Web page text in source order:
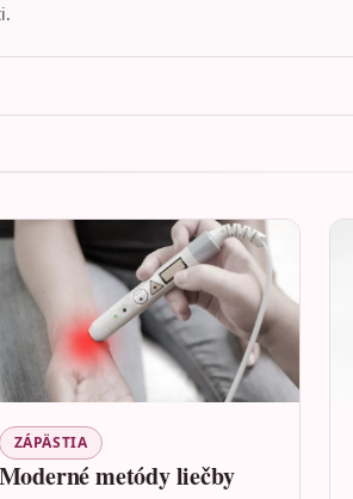
ZÁPÄSTIA
Moderné metódy liečby